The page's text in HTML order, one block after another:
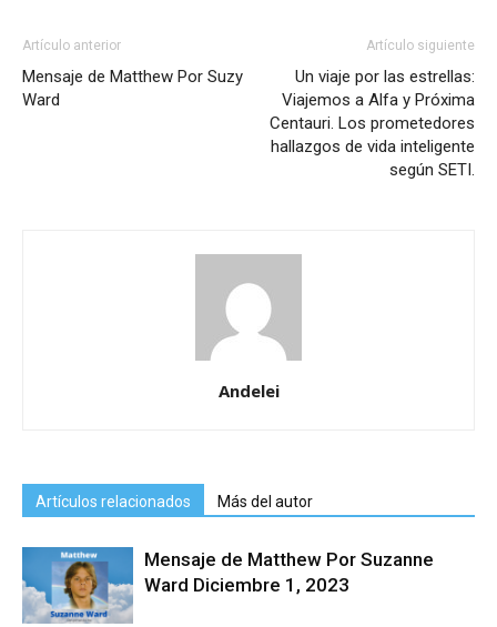
Artículo anterior
Mensaje de Matthew Por Suzy
Ward
Artículo siguiente
Un viaje por las estrellas:
Viajemos a Alfa y Próxima
Centauri. Los prometedores
hallazgos de vida inteligente
según SETI.
Andelei
Artículos relacionados Más del autor
Mensaje de Matthew Por Suzanne
Ward Diciembre 1, 2023